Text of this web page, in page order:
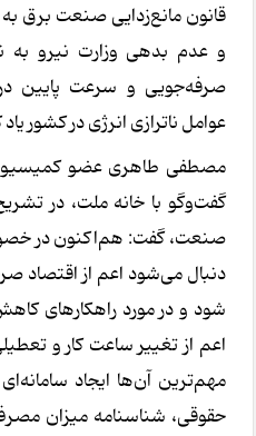
قانون مانع‌زدایی صنعت برق
و عدم بدهی وزارت نیرو به
صرفه‌جویی و سرعت پایین در
عوامل ناترازی انرژی در کشور
مصطفی طاهری عضو
گفت‌وگو با خانه ملت، در
صنعت، گفت: هم‌اکنون در
دنبال می‌شود اعم از اقتصاد
شود و در مورد راهکارهای
اعم از تغییر ساعت کار و
مهم‌ترین آن‌ها ایجاد
حقوقی، شناسنامه میزان